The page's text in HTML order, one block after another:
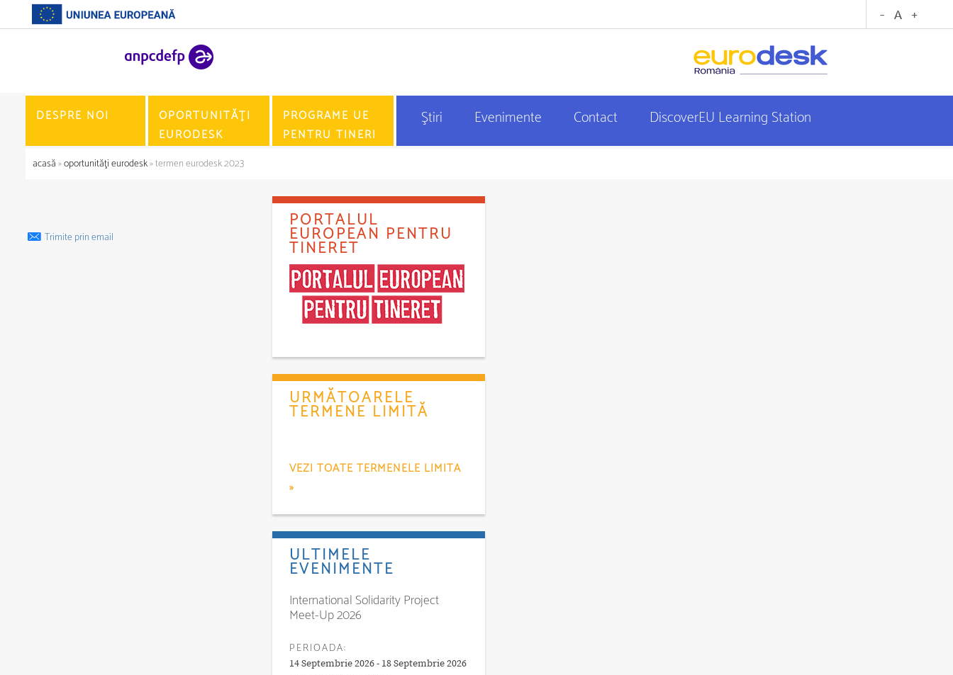
DESPRE NOI
OPORTUNITĂŢI
EURODESK
PROGRAME UE
PENTRU TINERI
Ştiri Evenimente Contact DiscoverEU Learning Station
acasă»oportunităţi eurodesk» termen eurodesk 2023
Trimite prin email
PORTALUL
EUROPEAN PENTRU
TINERET
URMĂTOARELE
TERMENE LIMITĂ
VEZI TOATE TERMENELE LIMITA
»
ULTIMELE
EVENIMENTE
International Solidarity Project
Meet-Up 2026
PERIOADA:
14 Septembrie 2026 - 18 Septembrie 2026